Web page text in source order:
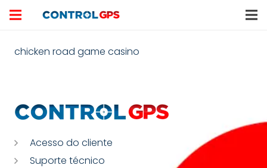
chicken road game casino
Acesso do cliente
Suporte técnico